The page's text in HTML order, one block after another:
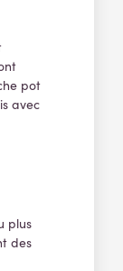
pot
avec
plus
des